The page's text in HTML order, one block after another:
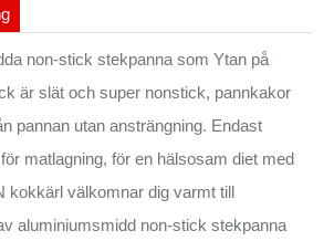
non-stick stekpanna som Ytan på
är slät och super nonstick, pannkakor
pannan utan ansträngning. Endast
matlagning, för en hälsosam diet med
kokkärl välkomnar dig varmt till
aluminiumsmidd non-stick stekpanna